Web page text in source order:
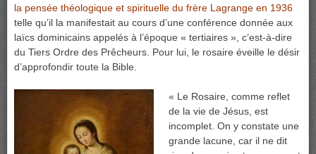
la pensée théologique et spirituelle du frère Lagrange en 1936
telle qu’il la manifestait au cours d’une conférence donnée aux
laïcs dominicains appelés à l’époque « tertiaires », c’est-à-dire
du Tiers Ordre des Prêcheurs. Pour lui, le rosaire éveille le désir
d’approfondir toute la Bible.
« Le Rosaire, comme reflet
de la vie de Jésus, est
incomplet. On y constate une
grande lacune, car il ne dit